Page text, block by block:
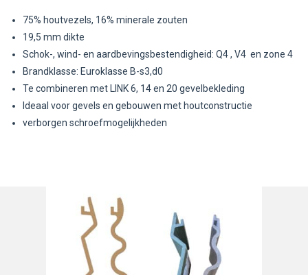
75% houtvezels, 16% minerale zouten
19,5 mm dikte
Schok-, wind- en aardbevingsbestendigheid: Q4 , V4 en zone 4
Brandklasse: Euroklasse B-s3,d0
Te combineren met LINK 6, 14 en 20 gevelbekleding
Ideaal voor gevels en gebouwen met houtconstructie
verborgen schroefmogelijkheden